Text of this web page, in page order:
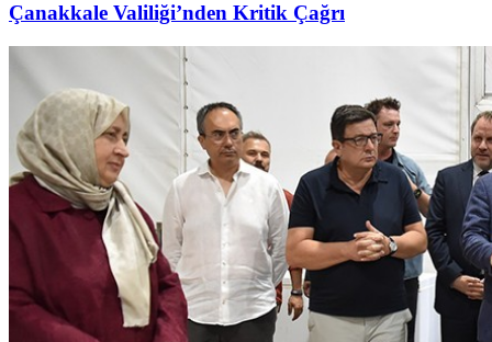
Çanakkale Valiliği’nden Kritik Çağrı